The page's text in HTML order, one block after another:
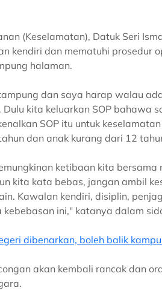
(Keselamatan), Datuk Seri
kendiri dan mematuhi prosedur
halaman.
dan saya harap walau
kita keluarkan SOP bahawa
SOP itu untuk
dan anak kurang dari 12
ketibaan kita bersama
kita kata bebas, jangan ambil
Kawalan kendiri, disiplin,
ini," katanya dalam
dibenarkan, boleh balik
akan kembali rancak dan